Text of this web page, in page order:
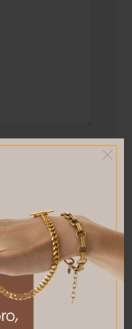
web in questo
commento.